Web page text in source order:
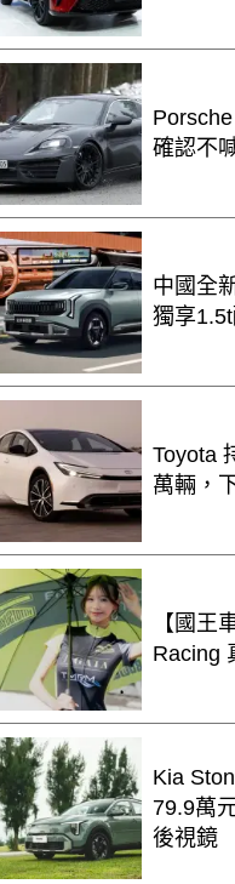
確認不
中國全
獨享
Toyota
萬輛，
【國王
Racing
Kia
79.9萬
後視鏡